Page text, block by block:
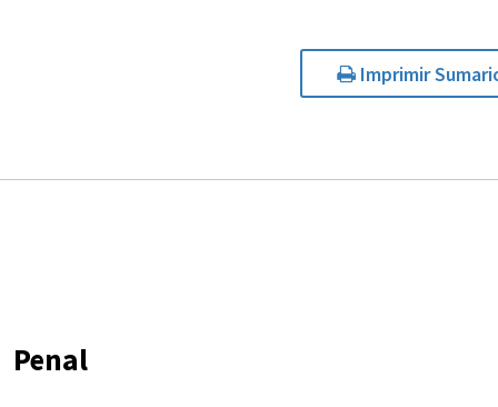
Imprimir
Penal